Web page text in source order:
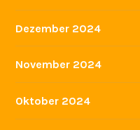
Dezember 2024
November 2024
Oktober 2024